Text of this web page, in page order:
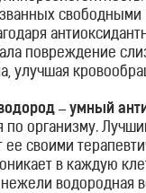
свободными
повреждение
улучшая
– умный
по организму.
ее своими
в каждую
водородная